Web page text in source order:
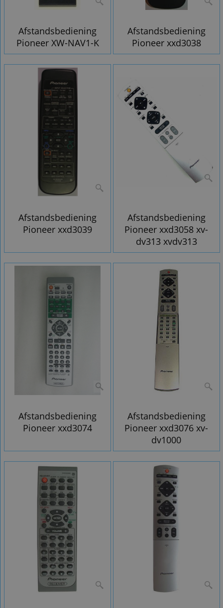
Afstandsbediening
Pioneer XW-NAV1-K
Afstandsbediening
Pioneer xxd3038
Afstandsbediening
Pioneer xxd3039
Afstandsbediening
Pioneer xxd3058 xv-
dv313 xvdv313
Afstandsbediening
Pioneer xxd3074
Afstandsbediening
Pioneer xxd3076 xv-
dv1000